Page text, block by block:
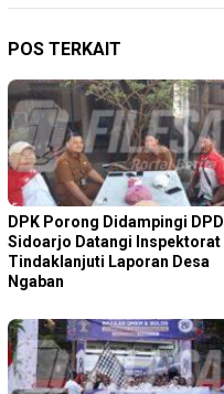
POS TERKAIT
DPK Porong Didampingi DPD
Sidoarjo Datangi Inspektorat
Tindaklanjuti Laporan Desa
Ngaban